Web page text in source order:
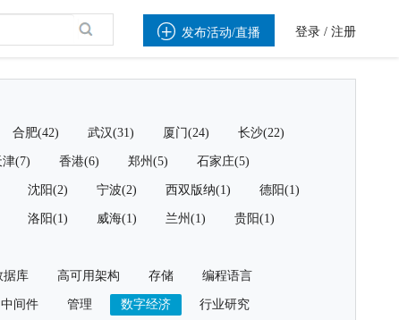
 发布活动/直播 登录 / 注册
合肥(42) 武汉(31) 厦门(24) 长沙(22)
津(7) 香港(6) 郑州(5) 石家庄(5)
沈阳(2) 宁波(2) 西双版纳(1) 德阳(1)
洛阳(1) 威海(1) 兰州(1) 贵阳(1)
据库 高可用架构 存储 编程语言
中间件 管理 数字经济 行业研究